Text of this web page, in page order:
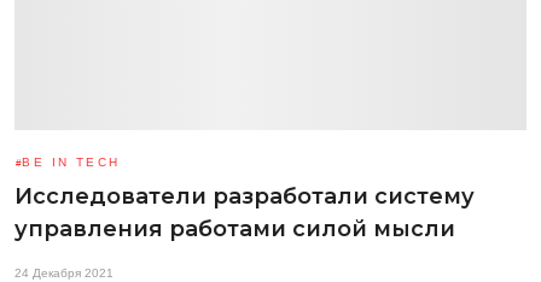
BE IN TECH
Исследователи разработали систему
управления работами силой мысли
24 Декабря 2021